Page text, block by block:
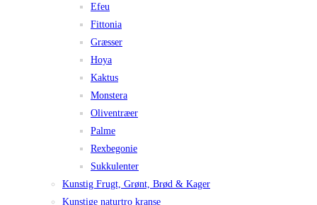
Efeu
Fittonia
Græsser
Hoya
Kaktus
Monstera
Oliventræer
Palme
Rexbegonie
Sukkulenter
Kunstig Frugt, Grønt, Brød & Kager
Kunstige naturtro kranse